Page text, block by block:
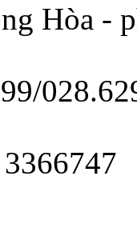
Hòa -
3366747